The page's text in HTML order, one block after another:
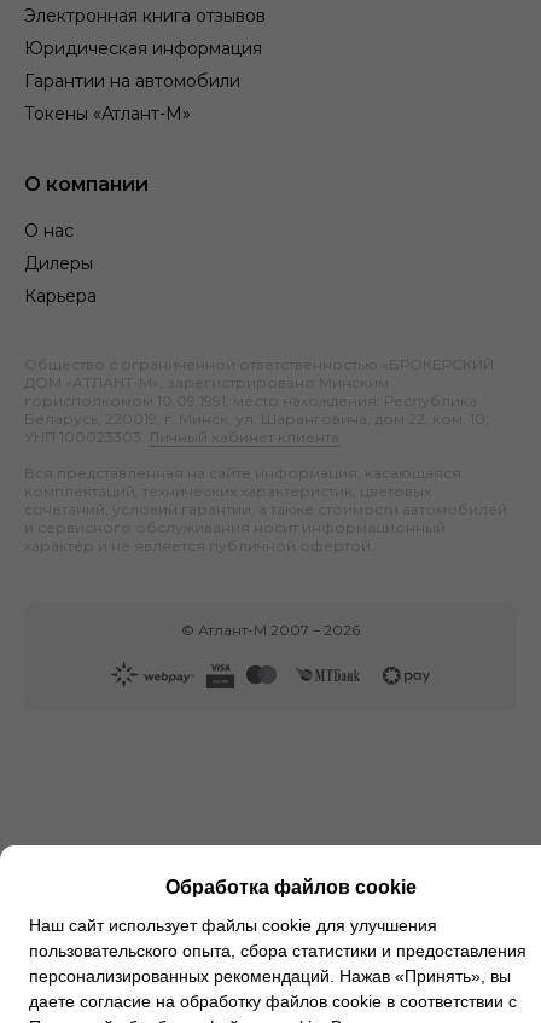
Электронная книга отзывов
Юридическая информация
Гарантии на автомобили
Токены «Атлант-М»
О компании
О нас
Дилеры
Карьера
Общество с ограниченной ответственностью «БРОКЕРСКИЙ
ДОМ «АТЛАНТ-М», зарегистрировано Минским
горисполкомом 10.09.1991; место нахождения: Республика
Беларусь, 220019, г. Минск, ул. Шаранговича, дом 22, ком. 10;
УНП 100023303.
Личный кабинет клиента
Вся представленная на сайте информация, касающаяся
комплектаций, технических характеристик, цветовых
сочетаний, условий гарантии, а также стоимости автомобилей
и сервисного обслуживания носит информационный
характер и не является публичной офертой.
© Атлант-М 2007 – 2026
Обработка файлов cookie
Наш сайт использует файлы cookie для улучшения
пользовательского опыта, сбора статистики и предоставления
персонализированных рекомендаций. Нажав «Принять», вы
даете согласие на обработку файлов cookie в соответствии с